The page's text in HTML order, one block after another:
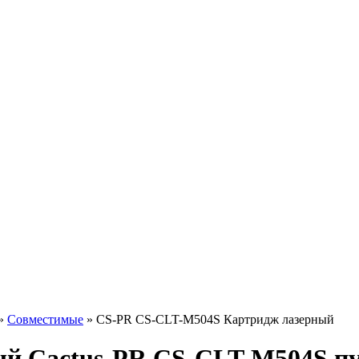
Совместимые » CS-PR CS-CLT-M504S Картридж лазерный